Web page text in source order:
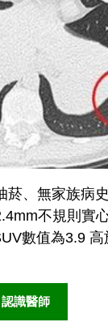
菸、無家族病
不規則實
數值為3.9
認識醫師